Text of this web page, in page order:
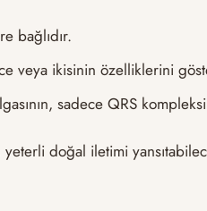
bağlıdır.
veya ikisinin özelliklerini
sadece QRS
doğal iletimi